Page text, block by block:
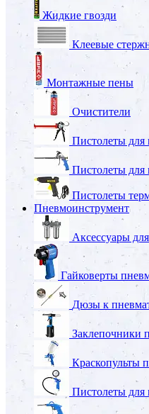
Жидкие гвозди
Клеевые
Монтажные пены
Очистители
Пистолеты для
Пистолеты для
Пистолеты
Пневмоинструмент
Аксессуары
Гайковерты
Дюзы к
Заклепочники
Краскопульты
Пистолеты для